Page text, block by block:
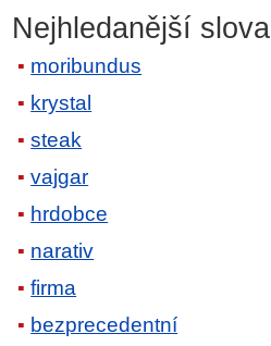
Nejhledanější slova
moribundus
krystal
steak
vajgar
hrdobce
narativ
firma
bezprecedentní